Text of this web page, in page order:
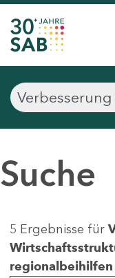
Suche
5 Ergebnisse für
regionalbeihilfen